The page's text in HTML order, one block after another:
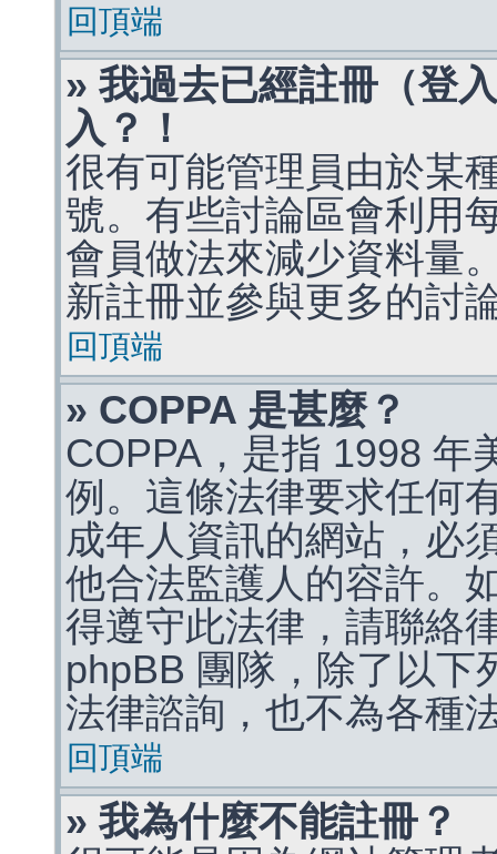
回頂端
» 我過去已經註冊（登
入？！
很有可能管理員由於某
號。有些討論區會利用
會員做法來減少資料量
新註冊並參與更多的討
回頂端
» COPPA 是甚麼？
COPPA，是指 1998 年
例。這條法律要求任何
成年人資訊的網站，必
他合法監護人的容許。
得遵守此法律，請聯絡
phpBB 團隊，除了以下
法律諮詢，也不為各種
回頂端
» 我為什麼不能註冊？